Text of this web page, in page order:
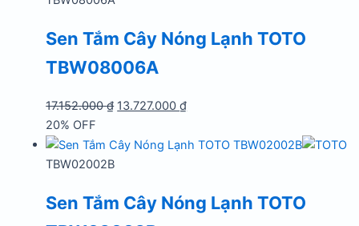
Sen Tắm Cây Nóng Lạnh TOTO
TBW08006A
17.152.000₫ Giá
là:
13.727.000₫Giá
tại
20% OFF
TBW02002B
Sen Tắm Cây Nóng Lạnh TOTO